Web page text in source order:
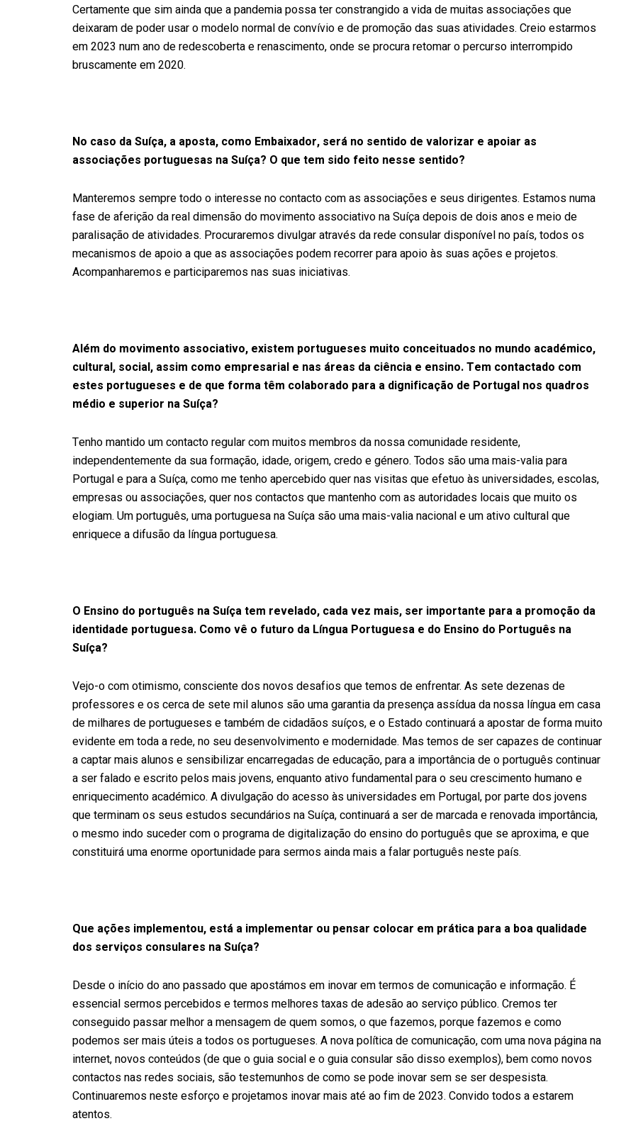
Certamente que sim ainda que a pandemia possa ter constrangido a vida de muitas associações que
deixaram de poder usar o modelo normal de convívio e de promoção das suas atividades. Creio estarmos
em 2023 num ano de redescoberta e renascimento, onde se procura retomar o percurso interrompido
bruscamente em 2020.
No caso da Suíça, a aposta, como Embaixador, será no sentido de valorizar e apoiar as
associações portuguesas na Suíça? O que tem sido feito nesse sentido?
Manteremos sempre todo o interesse no contacto com as associações e seus dirigentes. Estamos numa
fase de aferição da real dimensão do movimento associativo na Suíça depois de dois anos e meio de
paralisação de atividades. Procuraremos divulgar através da rede consular disponível no país, todos os
mecanismos de apoio a que as associações podem recorrer para apoio às suas ações e projetos.
Acompanharemos e participaremos nas suas iniciativas.
Além do movimento associativo, existem portugueses muito conceituados no mundo académico,
cultural, social, assim como empresarial e nas áreas da ciência e ensino. Tem contactado com
estes portugueses e de que forma têm colaborado para a dignificação de Portugal nos quadros
médio e superior na Suíça?
Tenho mantido um contacto regular com muitos membros da nossa comunidade residente,
independentemente da sua formação, idade, origem, credo e género. Todos são uma mais-valia para
Portugal e para a Suíça, como me tenho apercebido quer nas visitas que efetuo às universidades, escolas,
empresas ou associações, quer nos contactos que mantenho com as autoridades locais que muito os
elogiam. Um português, uma portuguesa na Suíça são uma mais-valia nacional e um ativo cultural que
enriquece a difusão da língua portuguesa.
O Ensino do português na Suíça tem revelado, cada vez mais, ser importante para a promoção da
identidade portuguesa. Como vê o futuro da Língua Portuguesa e do Ensino do Português na
Suíça?
Vejo-o com otimismo, consciente dos novos desafios que temos de enfrentar. As sete dezenas de
professores e os cerca de sete mil alunos são uma garantia da presença assídua da nossa língua em casa
de milhares de portugueses e também de cidadãos suíços, e o Estado continuará a apostar de forma muito
evidente em toda a rede, no seu desenvolvimento e modernidade. Mas temos de ser capazes de continuar
a captar mais alunos e sensibilizar encarregadas de educação, para a importância de o português continuar
a ser falado e escrito pelos mais jovens, enquanto ativo fundamental para o seu crescimento humano e
enriquecimento académico. A divulgação do acesso às universidades em Portugal, por parte dos jovens
que terminam os seus estudos secundários na Suíça, continuará a ser de marcada e renovada importância,
o mesmo indo suceder com o programa de digitalização do ensino do português que se aproxima, e que
constituirá uma enorme oportunidade para sermos ainda mais a falar português neste país.
Que ações implementou, está a implementar ou pensar colocar em prática para a boa qualidade
dos serviços consulares na Suíça?
Desde o início do ano passado que apostámos em inovar em termos de comunicação e informação. É
essencial sermos percebidos e termos melhores taxas de adesão ao serviço público. Cremos ter
conseguido passar melhor a mensagem de quem somos, o que fazemos, porque fazemos e como
podemos ser mais úteis a todos os portugueses. A nova política de comunicação, com uma nova página na
internet, novos conteúdos (de que o guia social e o guia consular são disso exemplos), bem como novos
contactos nas redes sociais, são testemunhos de como se pode inovar sem se ser despesista.
Continuaremos neste esforço e projetamos inovar mais até ao fim de 2023. Convido todos a estarem
atentos.